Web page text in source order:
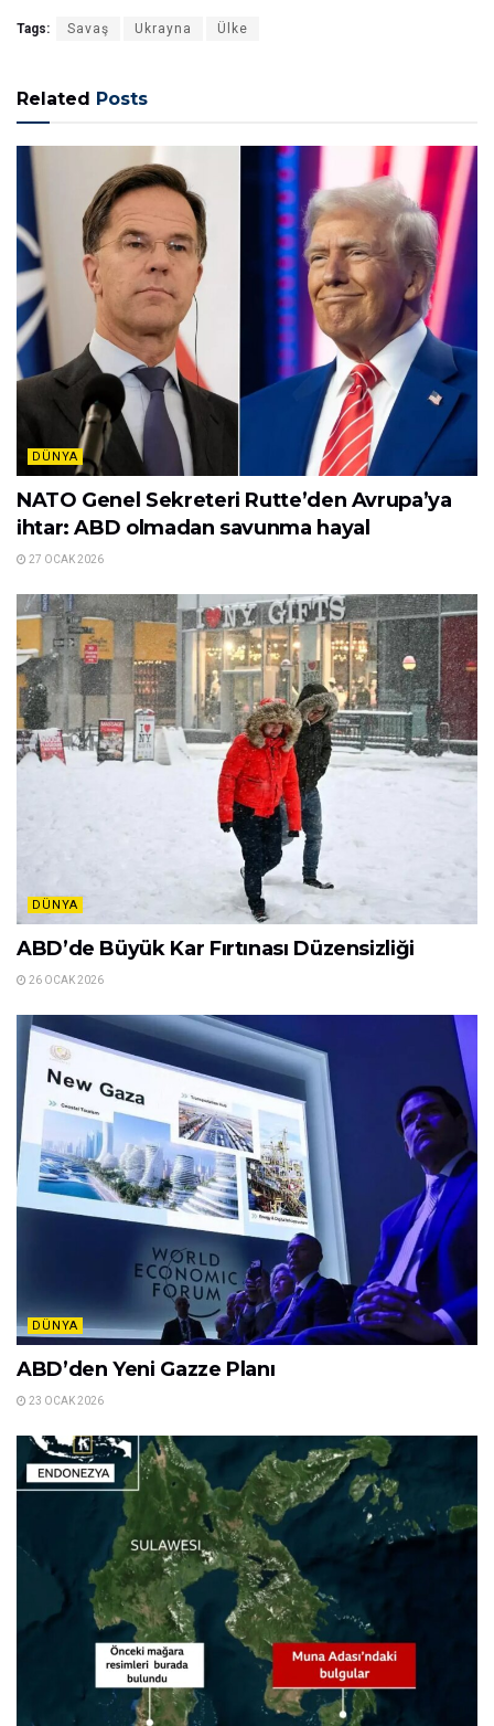
Tags: Savaş Ukrayna Ülke
Related Posts
DÜNYA
NATO Genel Sekreteri Rutte’den Avrupa’ya
ihtar: ABD olmadan savunma hayal
27 OCAK 2026
DÜNYA
ABD’de Büyük Kar Fırtınası Düzensizliği
26 OCAK 2026
DÜNYA
ABD’den Yeni Gazze Planı
23 OCAK 2026